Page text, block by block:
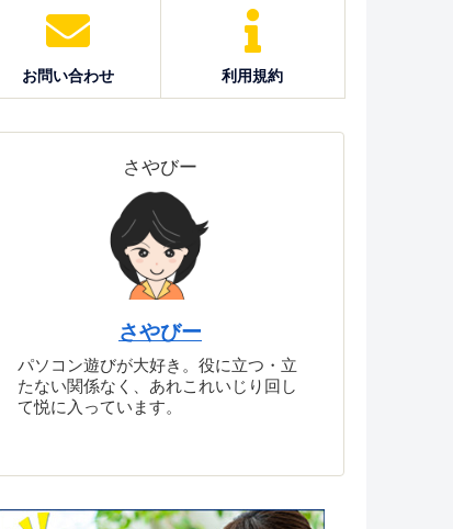
お問い合わせ 利用規約
さやびー
さやびー
パソコン遊びが大好き。役に立つ・立
たない関係なく、あれこれいじり回し
て悦に入っています。